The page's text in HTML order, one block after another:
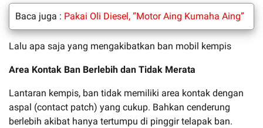
Baca juga : Pakai Oli Diesel, “Motor Aing Kumaha Aing”
Lalu apa saja yang mengakibatkan ban mobil kempis
Area Kontak Ban Berlebih dan Tidak Merata
Lantaran kempis, ban tidak memiliki area kontak dengan
aspal (contact patch) yang cukup. Bahkan cenderung
berlebih akibat hanya tertumpu di pinggir telapak ban.